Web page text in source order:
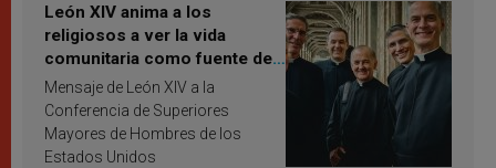
León XIV anima a los
religiosos a ver la vida
comunitaria como fuente de
inspiración y santificación
Mensaje de León XIV a la
Conferencia de Superiores
Mayores de Hombres de los
Estados Unidos